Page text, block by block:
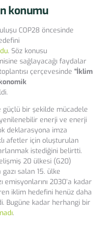
konumu
COP28 öncesinde
. Söz konusu
sağlayacağı faydalar
çerçevesinde “İklim
güçlü bir şekilde mücadele
enerji ve enerji
deklarasyona imza
afetler için oluşturulan
istediğini belirtti.
20 ülkesi (G20)
salan 15. ülke
2030’a kadar
iklim hedefini henüz daha
Bugüne kadar herhangi bir
.